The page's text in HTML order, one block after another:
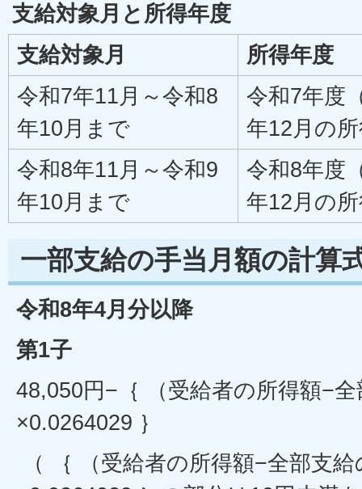
支給対象月と所得年度
支給対象月
所得年度
令和7年11月～令和8
年10月まで
令和7年度
年12月の
令和8年11月～令和9
年10月まで
令和8年度
年12月の
一部支給の手当月額の計算
令和8年4月分以降
第1子
48,050円−｛ （受給者の所得額−
×0.0264029 ｝
（ ｛ （受給者の所得額−全部支